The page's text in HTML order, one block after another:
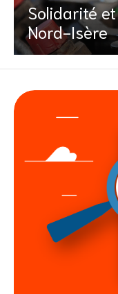
Solidarité
Nord-Isère